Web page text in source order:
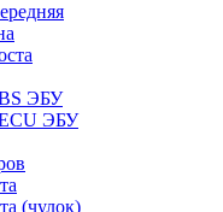
ЭБУ
ЭБУ
(чулок)